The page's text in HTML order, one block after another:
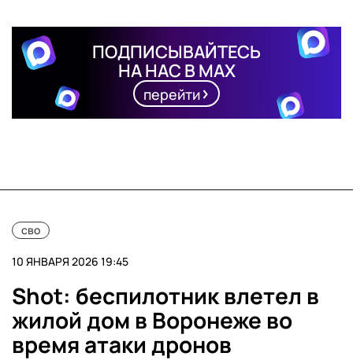
ПОДПИСЫВАЙТЕСЬ
НА НАС В MAX
перейти
сво
10 ЯНВАРЯ 2026 19:45
Shot: беспилотник влетел в
жилой дом в Воронеже во
время атаки дронов